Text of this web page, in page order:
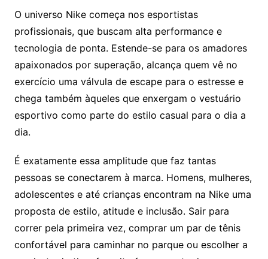
O universo Nike começa nos esportistas
profissionais, que buscam alta performance e
tecnologia de ponta. Estende-se para os amadores
apaixonados por superação, alcança quem vê no
exercício uma válvula de escape para o estresse e
chega também àqueles que enxergam o vestuário
esportivo como parte do estilo casual para o dia a
dia.
É exatamente essa amplitude que faz tantas
pessoas se conectarem à marca. Homens, mulheres,
adolescentes e até crianças encontram na Nike uma
proposta de estilo, atitude e inclusão. Sair para
correr pela primeira vez, comprar um par de tênis
confortável para caminhar no parque ou escolher a